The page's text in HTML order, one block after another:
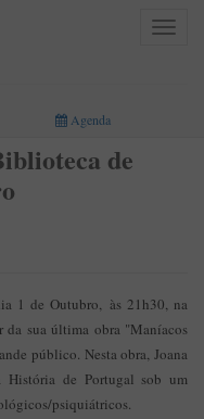
Toggle
Agenda
de
1 de Outubro, às 21h30, na
sua última obra "Maníacos
público. Nesta obra, Joana
História de Portugal sob um
psiquiátricos.